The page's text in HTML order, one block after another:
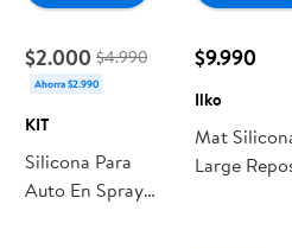
$2.000 $4.990
Ahorra $2.990
KIT
Silicona Para
Auto En Spray
$9.990
Ilko
Mat
Large